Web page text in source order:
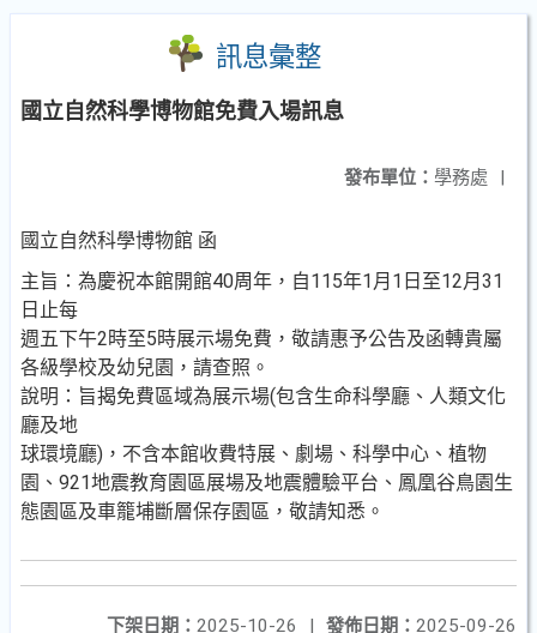
訊息彙整
國立自然科學博物館免費入場訊息
發布單位： 學務處 |
國立自然科學博物館 函
主旨：為慶祝本館開館40周年，自115年1月1日至12月31
日止每
週五下午2時至5時展示場免費，敬請惠予公告及函轉貴屬
各級學校及幼兒園，請查照。
說明：旨揭免費區域為展示場(包含生命科學廳、人類文化
廳及地
球環境廳)，不含本館收費特展、劇場、科學中心、植物
園、921地震教育園區展場及地震體驗平台、鳳凰谷鳥園生
態園區及車籠埔斷層保存園區，敬請知悉。
發佈日期： 2025-09-26
下架日期： 2025-10-26 |